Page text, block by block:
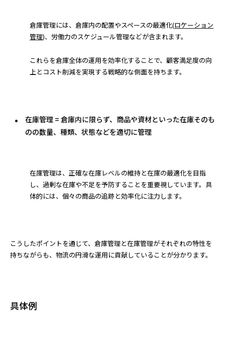
倉庫管理には、倉庫内の配置やスペースの最適化(ロケーション
管理)、労働力のスケジュール管理などが含まれます。
これらを倉庫全体の運用を効率化することで、顧客満足度の向
上とコスト削減を実現する戦略的な側面を持ちます。
在庫管理 = 倉庫内に限らず、商品や資材といった在庫そのも
のの数量、種類、状態などを適切に管理
在庫管理は、正確な在庫レベルの維持と在庫の最適化を目指
し、過剰な在庫や不足を予防することを重要視しています。具
体的には、個々の商品の追跡と効率化に注力します。
こうしたポイントを通じて、倉庫管理と在庫管理がそれぞれの特性を
持ちながらも、物流の円滑な運用に貢献していることが分かります。
具体例